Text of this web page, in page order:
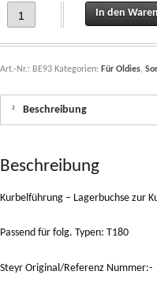
Kurbelführung - Lagerbuchse zur
In den
Art.-Nr.: BE93 Kategorien: Für Oldies,
Beschreibung
Beschreibung
Kurbelführung – Lagerbuchse zur
Passend für folg. Typen: T180
Steyr Original/Referenz Nummer:-